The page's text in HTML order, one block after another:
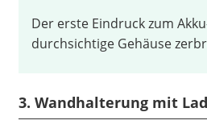
Der erste Eindruck zum
durchsichtige Gehäuse
3. Wandhalterung mit